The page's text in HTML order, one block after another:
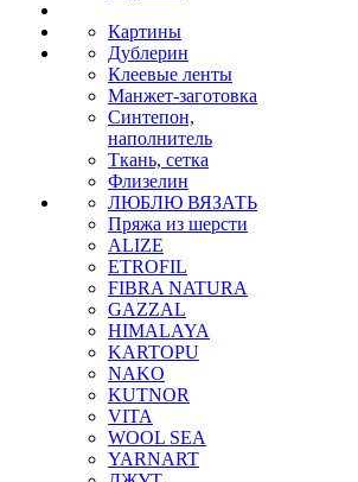
Картины
Дублерин
Клеевые ленты
Манжет-заготовка
Синтепон,
наполнитель
Ткань, сетка
Флизелин
ЛЮБЛЮ ВЯЗАТЬ
Пряжа из шерсти
ALIZE
ETROFIL
FIBRA NATURA
GAZZAL
HIMALAYA
KARTOPU
NAKO
KUTNOR
VITA
WOOL SEA
YARNART